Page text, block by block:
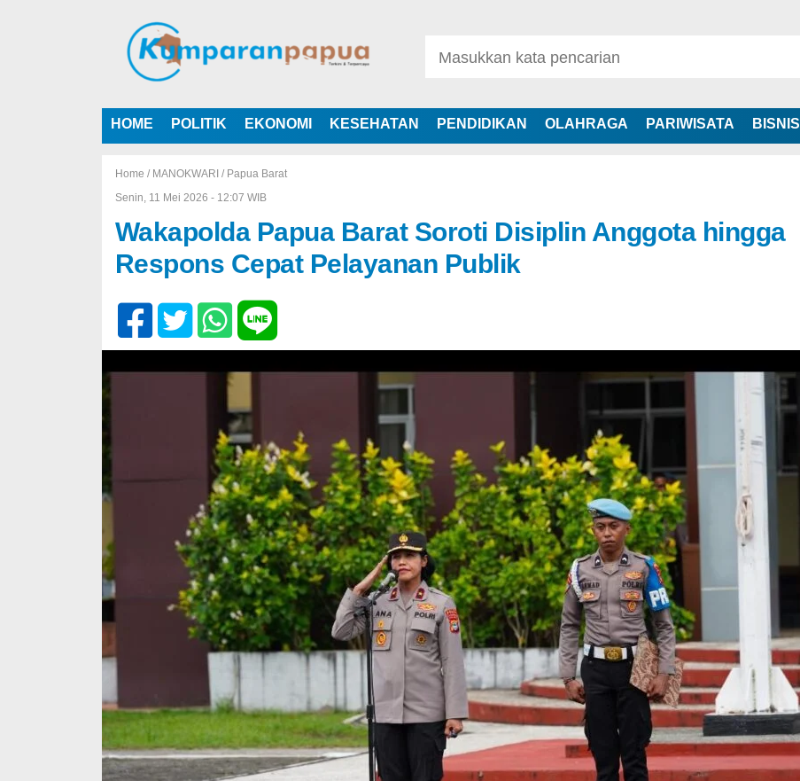
HOME POLITIK EKONOMI KESEHATAN PENDIDIKAN OLAHRAGA PARIWISATA BISNIS
Home / MANOKWARI / Papua Barat
Senin, 11 Mei 2026 - 12:07 WIB
Wakapolda Papua Barat Soroti Disiplin Anggota hingga
Respons Cepat Pelayanan Publik